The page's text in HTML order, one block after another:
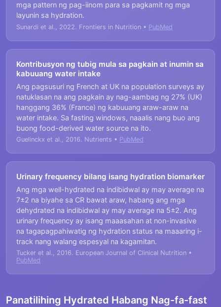
mga pattern ng pag-iinom para sa pagkamit ng mga
layunin sa hydration.
Sunardi et al., 2022. Frontiers in Nutrition • PubMed
Kontribusyon ng tubig mula sa pagkain at inumin sa
kabuuang water intake
Ang pagsusuri ng French at UK na population surveys ay
natuklasan na ang pagkain ay nag-aambag ng 27% (UK)
hanggang 36% (France) ng kabuuang araw-araw na
water intake. Sa fasting windows, naaalis nang buo ang
buong food-derived water source na ito.
Guelinckx et al., 2016. Nutrients • PubMed
Urinary frequency bilang isang hydration biomarker
Ang mga well-hydrated na indibidwal ay may average na
7±2 na biyahe sa CR bawat araw, habang ang mga
dehydrated na indibidwal ay may average na 5±2. Ang
urinary frequency ay isang maaasahan at non-invasive
na tagapagpahiwatig ng hydration status na maaaring i-
track nang walang espesyal na kagamitan.
Tucker et al., 2016. European Journal of Clinical Nutrition •
PubMed
Panatilihing Hydrated Habang Nag-fa-fast